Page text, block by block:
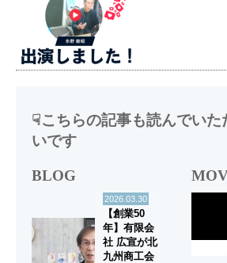
☟こちらの記事も読んでいた
いです
BLOG
2026.03.30
【創業50
年】有限会
社 広宣が北
九州商工会